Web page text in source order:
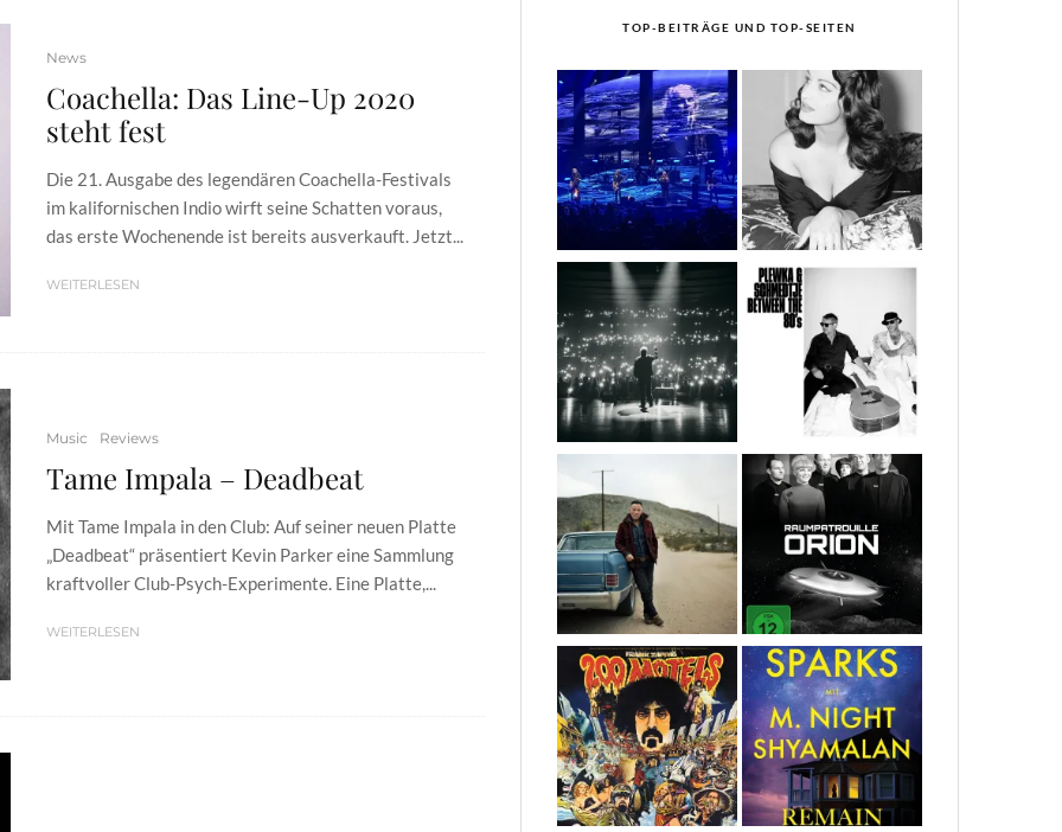
News
Coachella: Das Line-Up 2020
steht fest
Die 21. Ausgabe des legendären Coachella-Festivals
im kalifornischen Indio wirft seine Schatten voraus,
das erste Wochenende ist bereits ausverkauft. Jetzt...
WEITERLESEN
Music Reviews
Tame Impala – Deadbeat
Mit Tame Impala in den Club: Auf seiner neuen Platte
„Deadbeat“ präsentiert Kevin Parker eine Sammlung
kraftvoller Club-Psych-Experimente. Eine Platte,...
WEITERLESEN
TOP-BEITRÄGE UND TOP-SEITEN